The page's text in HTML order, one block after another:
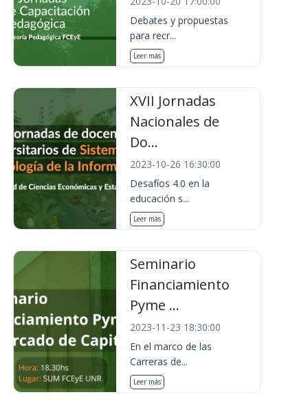
Debates y propuestas
para recr...
Leer más
XVII Jornadas
Nacionales de
Do...
2023-10-26 16:30:00
Desafíos 4.0 en la
educación s...
Leer más
Seminario
Financiamiento
Pyme ...
2023-11-23 18:30:00
En el marco de las
Carreras de...
Leer más